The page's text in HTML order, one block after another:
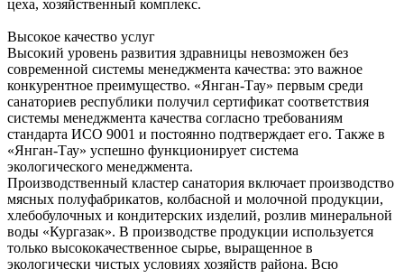
цеха, хозяйственный комплекс.
Высокое качество услуг
Высокий уровень развития здравницы невозможен без
современной системы менеджмента качества: это важное
конкурентное преимущество. «Янган-Тау» первым среди
санаториев республики получил сертификат соответствия
системы менеджмента качества согласно требованиям
стандарта ИСО 9001 и постоянно подтверждает его. Также в
«Янган-Тау» успешно функционирует система
экологического менеджмента.
Производственный кластер санатория включает производство
мясных полуфабрикатов, колбасной и молочной продукции,
хлебобулочных и кондитерских изделий, розлив минеральной
воды «Кургазак». В производстве продукции используется
только высококачественное сырье, выращенное в
экологически чистых условиях хозяйств района. Всю